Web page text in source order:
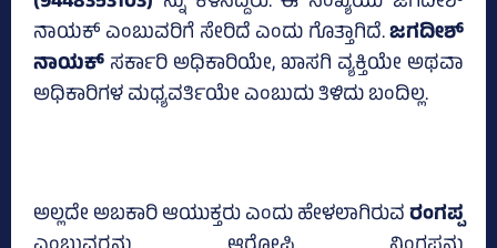
ನಾಯಕ್‌ ಎಂಬುವರಿಗೆ ಸೇರಿದೆ ಎಂದು ಗೊತ್ತಾಗಿದೆ.ಜಗದೀಶ್‌
ನಾಯಕ್‌ ಸರ್ಕಾರಿ ಅಧಿಕಾರಿಯೇ, ಖಾಸಗಿ ವ್ಯಕ್ತಿಯೇ ಅಥವಾ
ಅಧಿಕಾರಿಗಳ ಮಧ್ಯವರ್ತಿಯೇ ಎಂಬುದು ತಿಳಿದು ಬಂದಿಲ್ಲ.
ಅಲ್ಲದೇ ಅಬಕಾರಿ ಆಯುಕ್ತರು ಎಂದು ಹೇಳಲಾಗಿರುವರಂಗಪ್ಪ